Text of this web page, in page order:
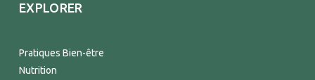
EXPLORER
Pratiques Bien-être
Nutrition